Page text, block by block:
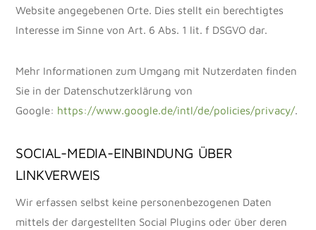
Website angegebenen Orte. Dies stellt ein berechtigtes
Interesse im Sinne von Art. 6 Abs. 1 lit. f DSGVO dar.
Mehr Informationen zum Umgang mit Nutzerdaten finden
Sie in der Datenschutzerklärung von
Google: https://www.google.de/intl/de/policies/privacy/.
SOCIAL-MEDIA-EINBINDUNG ÜBER
LINKVERWEIS
Wir erfassen selbst keine personenbezogenen Daten
mittels der dargestellten Social Plugins oder über deren